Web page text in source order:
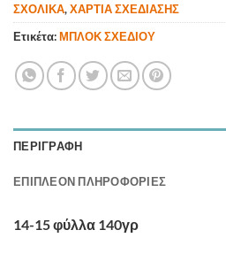
ΣΧΟΛΙΚΑ,ΧΑΡΤΙΑ ΣΧΕΔΙΑΣΗΣ
Ετικέτα:ΜΠΛΟΚ ΣΧΕΔΙΟΥ
ΠΕΡΙΓΡΑΦΉ
ΕΠΙΠΛΈΟΝ ΠΛΗΡΟΦΟΡΊΕΣ
14-15 φύλλα 140γρ